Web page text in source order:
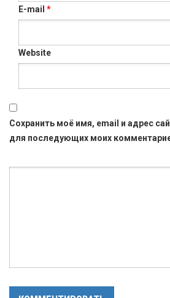
E-mail *
Website
Сохранить моё имя, email и адрес
для последующих моих